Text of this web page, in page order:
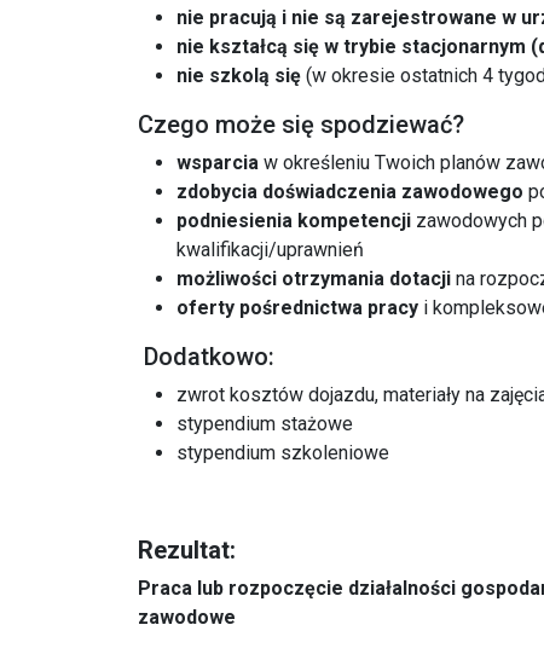
nie pracują i nie są zarejestrowane w
nie kształcą się w trybie stacjonarnym
nie szkolą się (w okresie ostatnich 4
Czego może się spodziewać?
wsparcia w określeniu Twoich planów
zdobycia doświadczenia zawodowego
podniesienia kompetencji zawodowych
kwalifikacji/uprawnień
możliwości otrzymania dotacji na
oferty pośrednictwa pracy i
Dodatkowo:
zwrot kosztów dojazdu, materiały na
stypendium stażowe
stypendium szkoleniowe
Rezultat:
Praca lub rozpoczęcie działalności
zawodowe